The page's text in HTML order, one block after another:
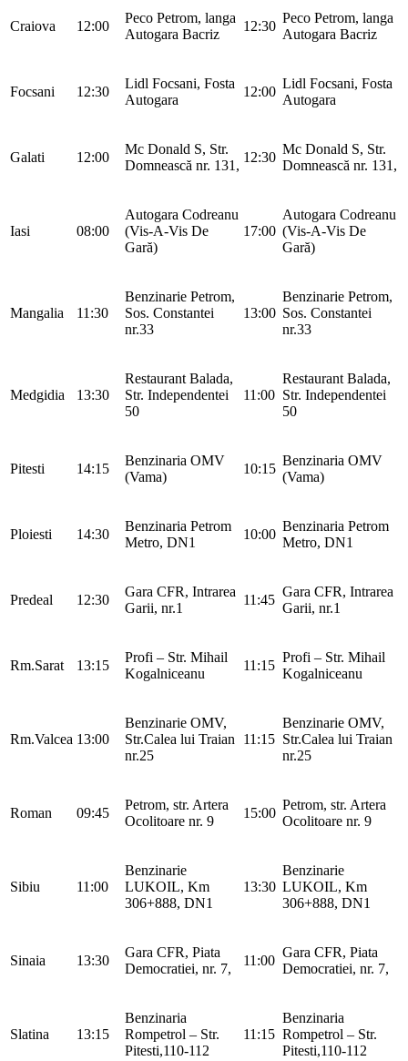
Craiova 12:00
Peco Petrom, langa
Autogara Bacriz
12:30
Peco Petrom, langa
Autogara Bacriz
Focsani 12:30
Lidl Focsani, Fosta
Autogara
12:00
Lidl Focsani, Fosta
Autogara
Galati 12:00
Mc Donald S, Str.
Domnească nr. 131,
12:30
Mc Donald S, Str.
Domnească nr. 131,
Iasi 08:00
Autogara Codreanu
(Vis-A-Vis De
Gară)
17:00
Autogara Codreanu
(Vis-A-Vis De
Gară)
Mangalia 11:30
Benzinarie Petrom,
Sos. Constantei
nr.33
13:00
Benzinarie Petrom,
Sos. Constantei
nr.33
Medgidia 13:30
Restaurant Balada,
Str. Independentei
50
11:00
Restaurant Balada,
Str. Independentei
50
Pitesti 14:15
Benzinaria OMV
(Vama)
10:15
Benzinaria OMV
(Vama)
Ploiesti 14:30
Benzinaria Petrom
Metro, DN1
10:00
Benzinaria Petrom
Metro, DN1
Predeal 12:30
Gara CFR, Intrarea
Garii, nr.1
11:45
Gara CFR, Intrarea
Garii, nr.1
Rm.Sarat 13:15
Profi – Str. Mihail
Kogalniceanu
11:15
Profi – Str. Mihail
Kogalniceanu
Rm.Valcea 13:00
Benzinarie OMV,
Str.Calea lui Traian
nr.25
11:15
Benzinarie OMV,
Str.Calea lui Traian
nr.25
Roman 09:45
Petrom, str. Artera
Ocolitoare nr. 9
15:00
Petrom, str. Artera
Ocolitoare nr. 9
Sibiu 11:00
Benzinarie
LUKOIL, Km
306+888, DN1
13:30
Benzinarie
LUKOIL, Km
306+888, DN1
Sinaia 13:30
Gara CFR, Piata
Democratiei, nr. 7,
11:00
Gara CFR, Piata
Democratiei, nr. 7,
Slatina 13:15
Benzinaria
Rompetrol – Str.
Pitesti,110-112
11:15
Benzinaria
Rompetrol – Str.
Pitesti,110-112